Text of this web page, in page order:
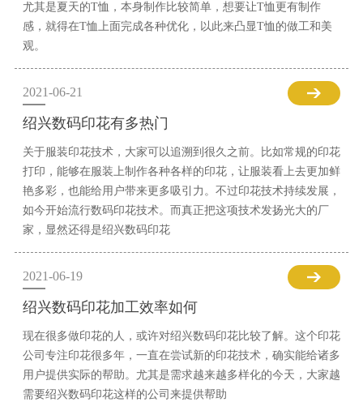
尤其是夏天的T恤，本身制作比较简单，想要让T恤更有制作
感，就得在T恤上面完成各种优化，以此来凸显T恤的做工和美
观。
2021-06-21
绍兴数码印花有多热门
关于服装印花技术，大家可以追溯到很久之前。比如常规的印花
打印，能够在服装上制作各种各样的印花，让服装看上去更加鲜
艳多彩，也能给用户带来更多吸引力。不过印花技术持续发展，
如今开始流行数码印花技术。而真正把这项技术发扬光大的厂
家，显然还得是绍兴数码印花
2021-06-19
绍兴数码印花加工效率如何
现在很多做印花的人，或许对绍兴数码印花比较了解。这个印花
公司专注印花很多年，一直在尝试新的印花技术，确实能给诸多
用户提供实际的帮助。尤其是需求越来越多样化的今天，大家越
需要绍兴数码印花这样的公司来提供帮助